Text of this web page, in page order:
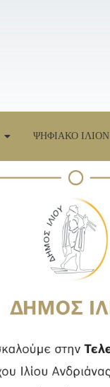
ΨΗΦΙΑΚΟ ΙΛΙΟΝ